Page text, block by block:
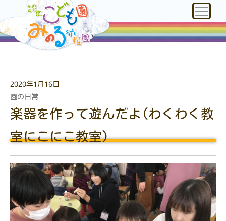
2020年1月16日
園の日常
楽器を作って遊んだよ(わくわく教
室にこにこ教室)